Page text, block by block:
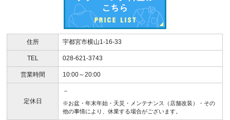
住所 宇都宮市横山1-16-33
TEL 028-621-3743
営業時間 10:00～20:00
定休日
－
※お盆・年末年始・天災・メンテナンス（店舗改装）・その
他の事情により、休業する場合がございます。